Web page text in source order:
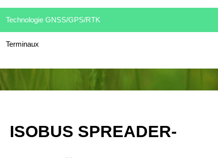
Technologie GNSS/GPS/RTK
Terminaux
ISOBUS SPREADER-